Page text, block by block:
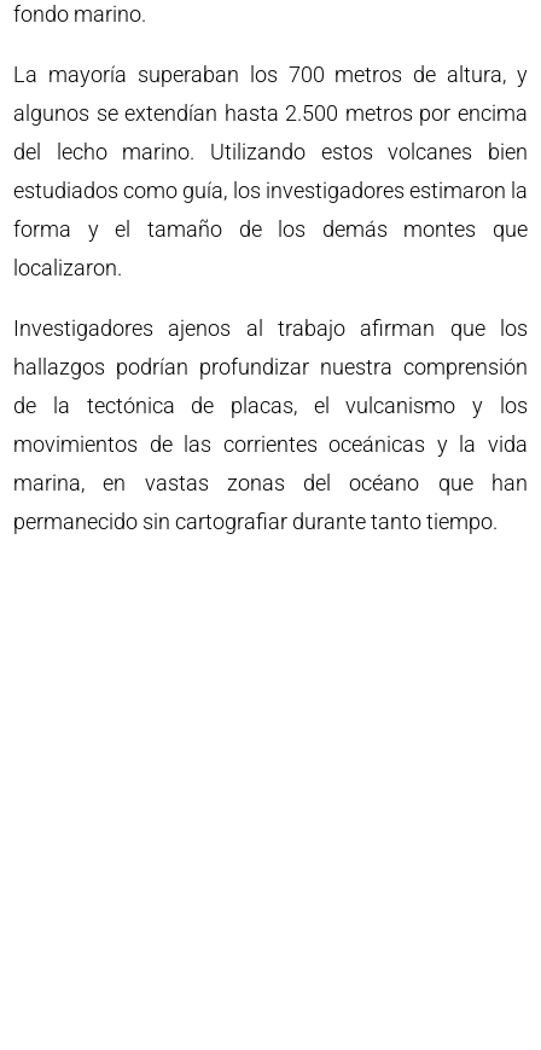
fondo marino.
La mayoría superaban los 700 metros de altura, y
algunos se extendían hasta 2.500 metros por encima
del lecho marino. Utilizando estos volcanes bien
estudiados como guía, los investigadores estimaron la
forma y el tamaño de los demás montes que
localizaron.
Investigadores ajenos al trabajo afirman que los
hallazgos podrían profundizar nuestra comprensión
de la tectónica de placas, el vulcanismo y los
movimientos de las corrientes oceánicas y la vida
marina, en vastas zonas del océano que han
permanecido sin cartografiar durante tanto tiempo.